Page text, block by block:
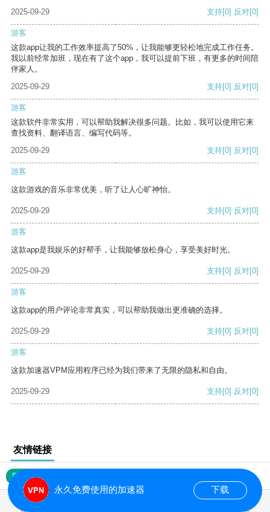
2025-09-29
支持[0] 反对[0]
游客
这款app让我的工作效率提高了50%，让我能够更轻松地完成工作任务。
我以前经常加班，现在有了这个app，我可以提前下班，有更多的时间陪
伴家人。
2025-09-29
支持[0] 反对[0]
游客
这款软件非常实用，可以帮助我解决很多问题。比如，我可以使用它来
查找资料、翻译语言、编写代码等。
2025-09-29
支持[0] 反对[0]
游客
这款游戏的音乐非常优美，听了让人心旷神怡。
2025-09-29 支持[0] 反对[0]
游客
这款app是我娱乐的好帮手，让我能够放松身心，享受美好时光。
2025-09-29 支持[0] 反对[0]
游客
这款app的用户评论非常真实，可以帮助我做出更准确的选择。
2025-09-29 支持[0] 反对[0]
游客
这款加速器VPM应用程序已经为我们带来了无限的隐私和自由。
2025-09-29 支持[0] 反对[0]
友情链接
网站地图
永久免费使用的加速器 下载